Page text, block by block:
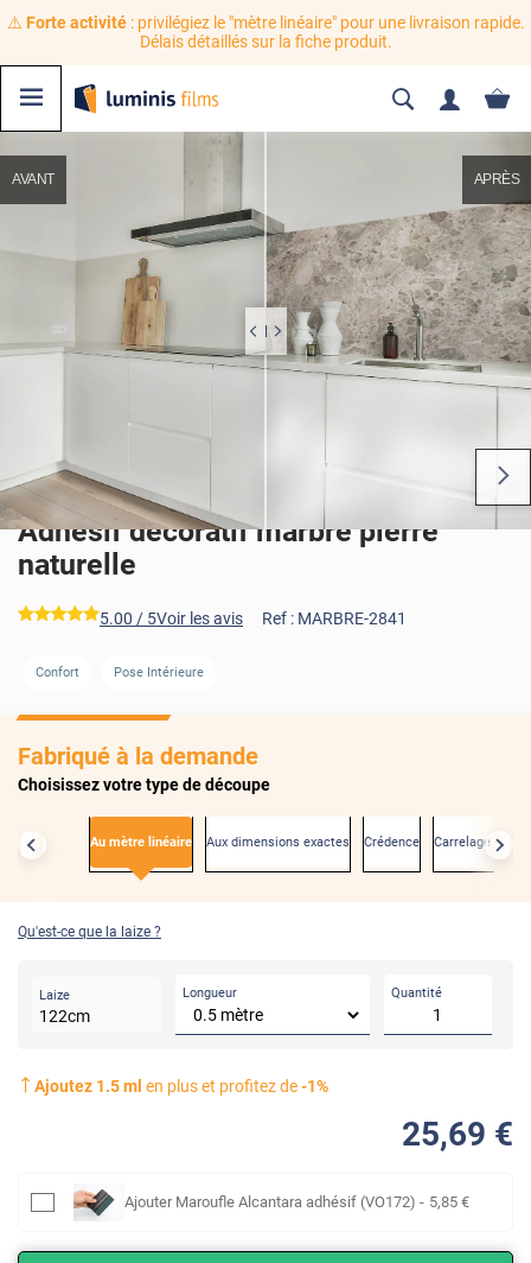
⚠️ Forte activité: privilégiez le "mètre linéaire" pour une livraison rapide.
Délais détaillés sur la fiche produit.
AVANT APRÈS
Adhésif décoratif marbre pierre
naturelle
*****
5.00 / 5Voir les avis Ref : MARBRE-2841
Confort Pose Intérieure
Fabriqué à la demande
Choisissez votre type de découpe
Au mètre linéaire Aux dimensions exactes Crédence Carrelage mural
Qu'est-ce que la laize ?
Laize
122cm
Longueur Quantité
Ajoutez 1.5ml en plus et profitez de-1%
25,69 €
Ajouter Maroufle Alcantara adhésif (VO172) - 5,85 €